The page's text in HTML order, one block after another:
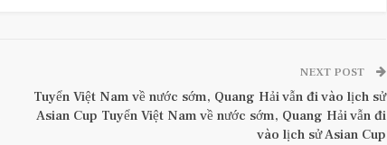
NEXT POST
Tuyển Việt Nam về nước sớm, Quang Hải vẫn đi vào lịch sử
Asian Cup Tuyển Việt Nam về nước sớm, Quang Hải vẫn đi
vào lịch sử Asian Cup